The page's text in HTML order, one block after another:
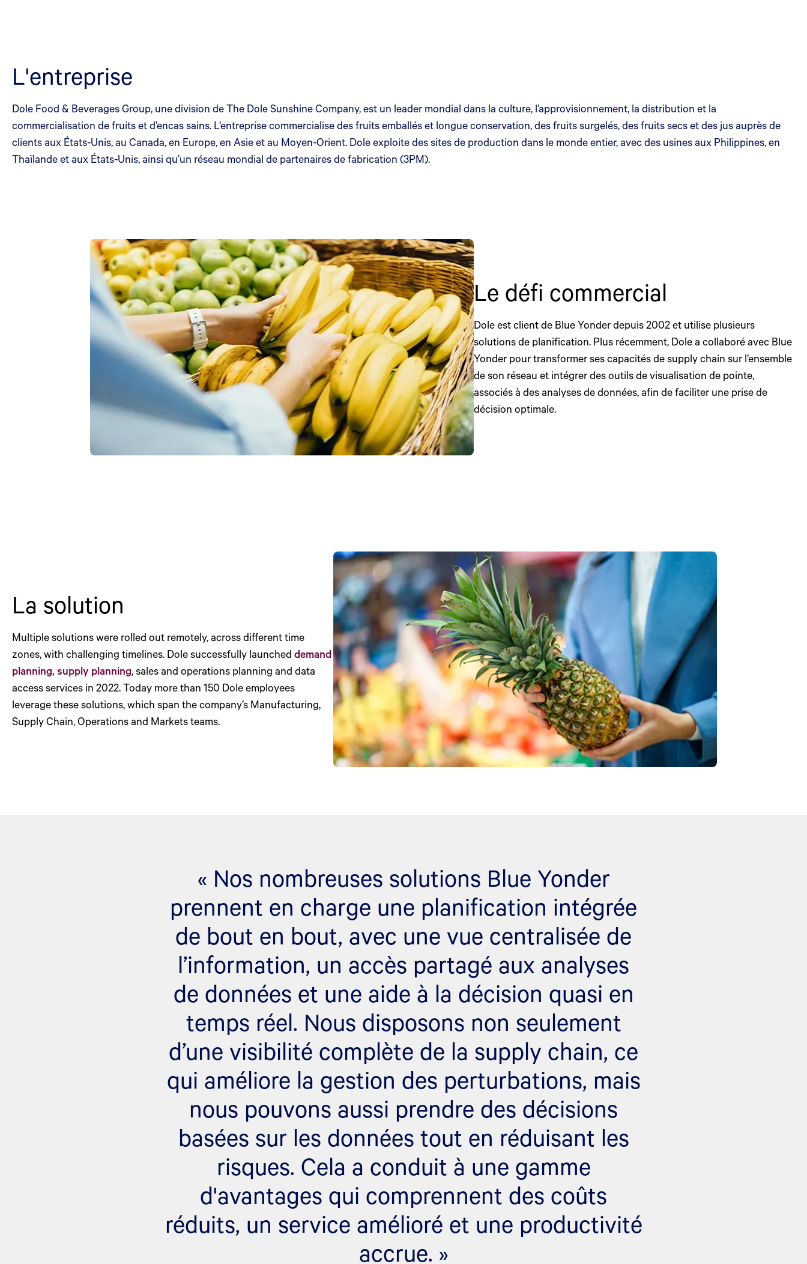
L'entreprise
Dole Food & Beverages Group, une division de The Dole Sunshine Company, est un leader mondial dans la culture, l’approvisionnement, la distribution et la
commercialisation de fruits et d’encas sains. L’entreprise commercialise des fruits emballés et longue conservation, des fruits surgelés, des fruits secs et des jus auprès de
clients aux États-Unis, au Canada, en Europe, en Asie et au Moyen-Orient. Dole exploite des sites de production dans le monde entier, avec des usines aux Philippines, en
Thaïlande et aux États-Unis, ainsi qu’un réseau mondial de partenaires de fabrication (3PM).
Le défi commercial
Dole est client de Blue Yonder depuis 2002 et utilise plusieurs
solutions de planification. Plus récemment, Dole a collaboré avec Blue
Yonder pour transformer ses capacités de supply chain sur l’ensemble
de son réseau et intégrer des outils de visualisation de pointe,
associés à des analyses de données, afin de faciliter une prise de
décision optimale.
La solution
Multiple solutions were rolled out remotely, across different time
zones, with challenging timelines. Dole successfully launched demand
planning, supply planning, sales and operations planning and data
access services in 2022. Today more than 150 Dole employees
leverage these solutions, which span the company’s Manufacturing,
Supply Chain, Operations and Markets teams.
« Nos nombreuses solutions Blue Yonder
prennent en charge une planification intégrée
de bout en bout, avec une vue centralisée de
l’information, un accès partagé aux analyses
de données et une aide à la décision quasi en
temps réel. Nous disposons non seulement
d’une visibilité complète de la supply chain, ce
qui améliore la gestion des perturbations, mais
nous pouvons aussi prendre des décisions
basées sur les données tout en réduisant les
risques. Cela a conduit à une gamme
d'avantages qui comprennent des coûts
réduits, un service amélioré et une productivité
accrue. »